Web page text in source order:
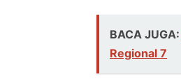
BACA JUGA:
Regional 7